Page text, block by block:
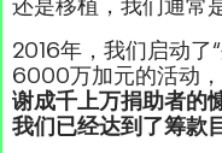
2016年，我们启动了
6000万加元的活动，
谢成千上万捐助者的
我们已经达到了筹款